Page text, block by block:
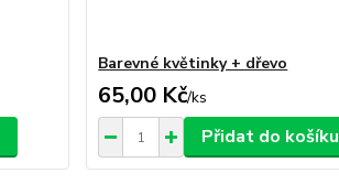
Barevné květinky + dřevo
65,00 Kč/ks
Přidat do košíku